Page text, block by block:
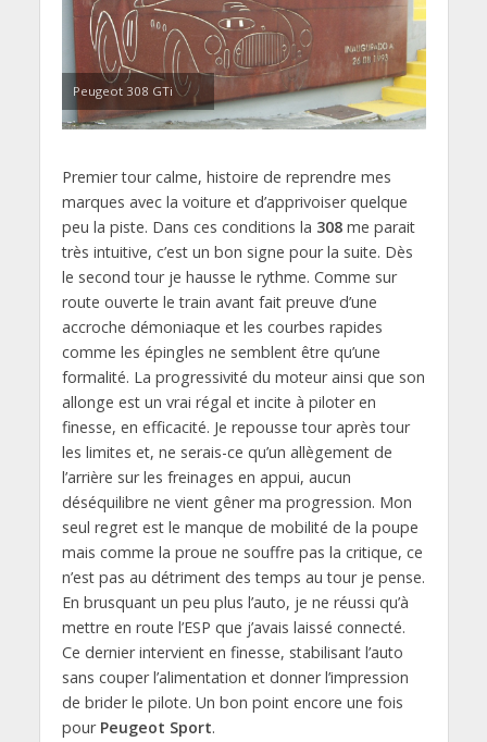
Peugeot 308 GTi
Premier tour calme, histoire de reprendre mes
marques avec la voiture et d’apprivoiser quelque
peu la piste. Dans ces conditions la 308me parait
très intuitive, c’est un bon signe pour la suite. Dès
le second tour je hausse le rythme. Comme sur
route ouverte le train avant fait preuve d’une
accroche démoniaque et les courbes rapides
comme les épingles ne semblent être qu’une
formalité. La progressivité du moteur ainsi que son
allonge est un vrai régal et incite à piloter en
finesse, en efficacité. Je repousse tour après tour
les limites et, ne serais-ce qu’un allègement de
l’arrière sur les freinages en appui, aucun
déséquilibre ne vient gêner ma progression. Mon
seul regret est le manque de mobilité de la poupe
mais comme la proue ne souffre pas la critique, ce
n’est pas au détriment des temps au tour je pense.
En brusquant un peu plus l’auto, je ne réussi qu’à
mettre en route l’ESP que j’avais laissé connecté.
Ce dernier intervient en finesse, stabilisant l’auto
sans couper l’alimentation et donner l’impression
de brider le pilote. Un bon point encore une fois
pour Peugeot Sport.